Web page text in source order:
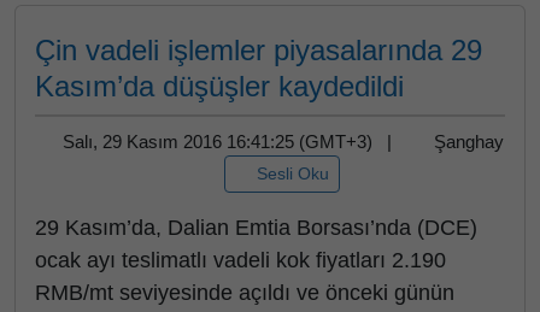
Çin vadeli işlemler piyasalarında 29
Kasım’da düşüşler kaydedildi
Salı, 29 Kasım 2016 16:41:25 (GMT+3) | Şanghay
Sesli Oku
29 Kasım’da, Dalian Emtia Borsası’nda (DCE)
ocak ayı teslimatlı vadeli kok fiyatları 2.190
RMB/mt seviyesinde açıldı ve önceki günün